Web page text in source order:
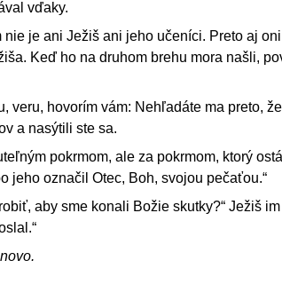
vďaky.
nie je ani Ježiš ani jeho učeníci. Preto aj
Keď ho na druhom brehu mora našli,
veru, hovorím vám: Nehľadáte ma preto,
a nasýtili ste sa.
pokrmom, ale za pokrmom, ktorý
jeho označil Otec, Boh, svojou pečaťou.“
aby sme konali Božie skutky?“ Ježiš